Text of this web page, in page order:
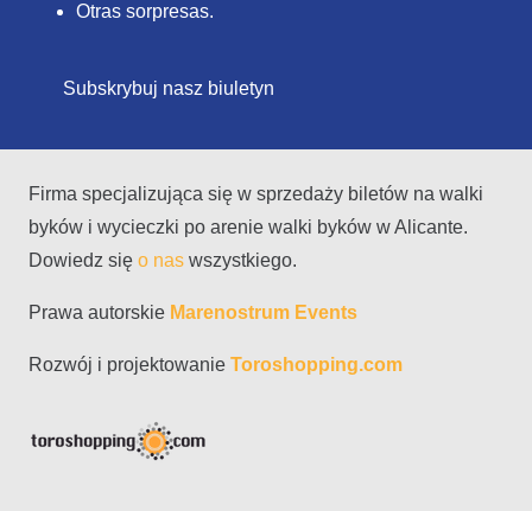
Otras sorpresas.
Subskrybuj nasz biuletyn
Firma specjalizująca się w sprzedaży biletów na walki
byków i wycieczki po arenie walki byków w Alicante.
Dowiedz się o nas wszystkiego.
Prawa autorskie Marenostrum Events
Rozwój i projektowanie Toroshopping.com